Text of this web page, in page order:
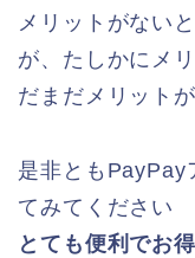
メリットがない
が、たしかにメ
だまだメリット
是非ともPayPay
てみてください
とても便利でお得